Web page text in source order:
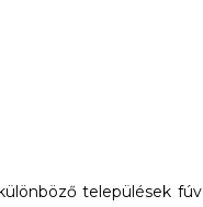
települések